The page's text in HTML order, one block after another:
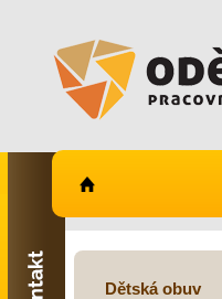
Dětská obuv
Kontaktujte nás
731 482 530
info@odevy-pilar.cz